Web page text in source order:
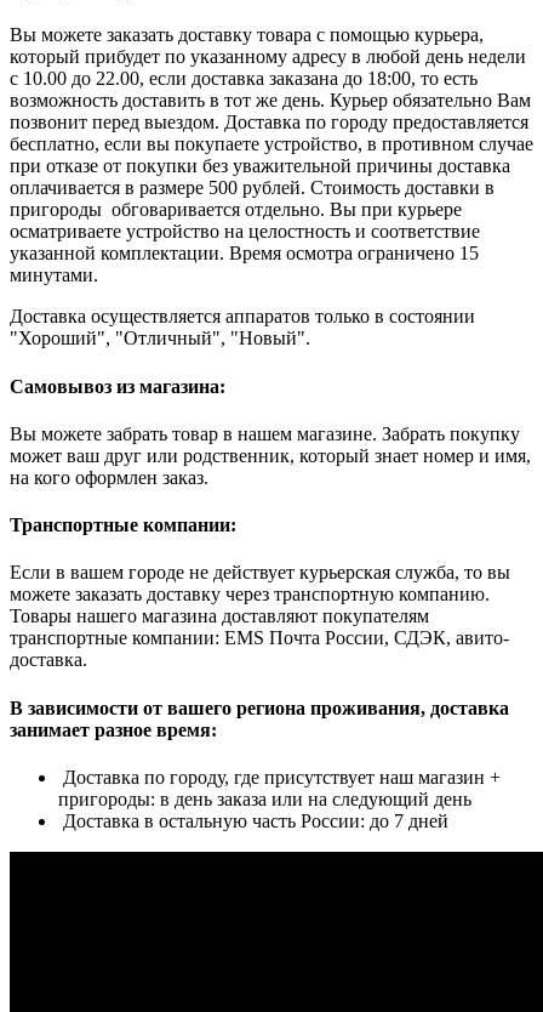
Вы можете заказать доставку товара с помощью курьера,
который прибудет по указанному адресу в любой день недели
с 10.00 до 22.00, если доставка заказана до 18:00, то есть
возможность доставить в тот же день. Курьер обязательно Вам
позвонит перед выездом. Доставка по городу предоставляется
бесплатно, если вы покупаете устройство, в противном случае
при отказе от покупки без уважительной причины доставка
оплачивается в размере 500 рублей. Стоимость доставки в
пригороды обговаривается отдельно. Вы при курьере
осматриваете устройство на целостность и соответствие
указанной комплектации. Время осмотра ограничено 15
минутами.
Доставка осуществляется аппаратов только в состоянии
"Хороший", "Отличный", "Новый".
Самовывоз из магазина:
Вы можете забрать товар в нашем магазине. Забрать покупку
может ваш друг или родственник, который знает номер и имя,
на кого оформлен заказ.
Транспортные компании:
Если в вашем городе не действует курьерская служба, то вы
можете заказать доставку через транспортную компанию.
Товары нашего магазина доставляют покупателям
транспортные компании: EMS Почта России, СДЭК, авито-
доставка.
В зависимости от вашего региона проживания, доставка
занимает разное время:
Доставка по городу, где присутствует наш магазин +
пригороды: в день заказа или на следующий день
Доставка в остальную часть России: до 7 дней